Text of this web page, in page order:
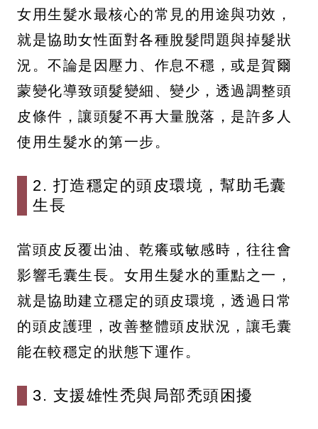
女用生髮水最核心的常見的用途與功效，
就是協助女性面對各種脫髮問題與掉髮狀
況。不論是因壓力、作息不穩，或是賀爾
蒙變化導致頭髮變細、變少，透過調整頭
皮條件，讓頭髮不再大量脫落，是許多人
使用生髮水的第一步。
2. 打造穩定的頭皮環境，幫助毛囊
生長
當頭皮反覆出油、乾癢或敏感時，往往會
影響毛囊生長。女用生髮水的重點之一，
就是協助建立穩定的頭皮環境，透過日常
的頭皮護理，改善整體頭皮狀況，讓毛囊
能在較穩定的狀態下運作。
3. 支援雄性禿與局部禿頭困擾